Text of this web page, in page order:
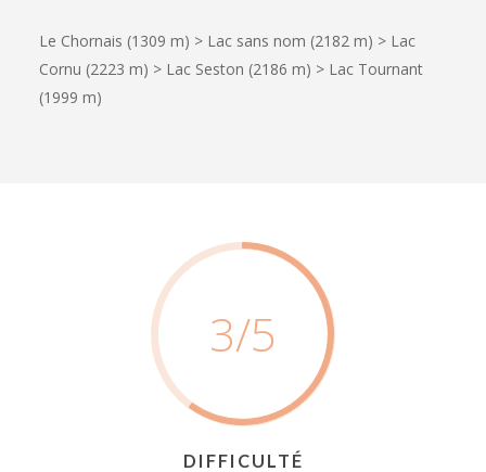
Le Chornais (1309 m) > Lac sans nom (2182 m) > Lac
Cornu (2223 m) > Lac Seston (2186 m) > Lac Tournant
(1999 m)
3/5
DIFFICULTÉ